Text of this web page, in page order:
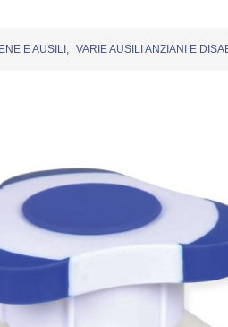
E AUSILI VARIE AUSILI ANZIANI E